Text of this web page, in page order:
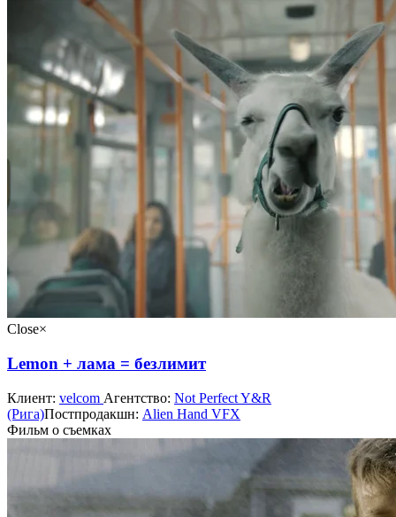
Close×
Lemon + лама = безлимит
Клиент: velcom Агентство: Not Perfect Y&R
(Рига)Постпродакшн: Alien Hand VFX
Фильм о съeмках